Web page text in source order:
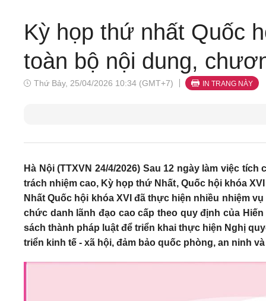
Kỳ họp thứ nhất Quốc
toàn bộ nội dung,
Thứ Bảy, 25/04/2026 10:34 (GMT+7) IN TRANG NÀY
Hà Nội (TTXVN 24/4/2026) Sau 12 ngày làm việc
trách nhiệm cao, Kỳ họp thứ Nhất, Quốc hội khóa
Nhất Quốc hội khóa XVI đã thực hiện nhiều nhiệm
chức danh lãnh đạo cao cấp theo quy định của
sách thành pháp luật để triển khai thực hiện Nghị
triển kinh tế - xã hội, đảm bảo quốc phòng, an ninh